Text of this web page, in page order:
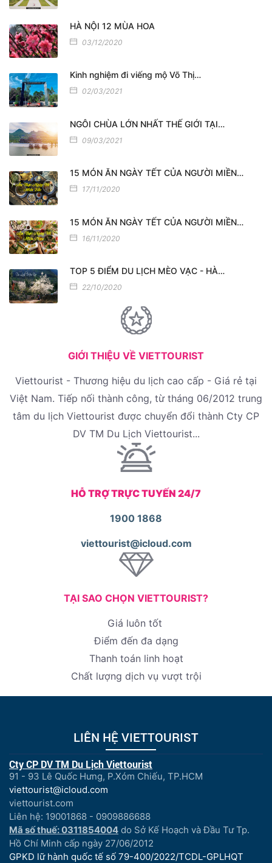
HÀ NỘI 12 MÙA HOA
03/12/2020
Kinh nghiệm đi viếng mộ Võ Thị…
02/03/2021
NGÔI CHÙA LỚN NHẤT THẾ GIỚI TẠI…
09/03/2021
15 MÓN ĂN NGÀY TẾT CỦA NGƯỜI MIỀN…
17/11/2020
15 MÓN ĂN NGÀY TẾT CỦA NGƯỜI MIỀN…
16/11/2020
TOP 5 ĐIỂM DU LỊCH MÈO VẠC - HÀ…
22/10/2020
GIỚI THIỆU VỀ VIETTOURIST
Viettourist - Thương hiệu du lịch cao cấp - Giá rẻ tại
Việt Nam. Tiếp nối thành công, từ tháng 06/2012 trung
tâm du lịch Viettourist được chuyển đổi thành Cty CP
DV TM Du Lịch Viettourist...
HỖ TRỢ TRỰC TUYẾN 24/7
1900 1868
viettourist@icloud.com
TẠI SAO CHỌN VIETTOURIST?
Giá luôn tốt
Điểm đến đa dạng
Thanh toán linh hoạt
Chất lượng dịch vụ vượt trội
LIÊN HỆ VIETTOURIST
Cty CP DV TM Du Lịch Viettourist
91 - 93 Lê Quốc Hưng, P.Xóm Chiếu, TP.HCM
viettourist@icloud.com
viettourist.com
Liên hệ: 19001868 - 0909886688
Mã số thuế: 0311854004 do Sở Kế Hoạch và Đầu Tư Tp.
Hồ Chí Minh cấp ngày 27/06/2012
GPKD lữ hành quốc tế số 79-400/2022/TCDL-GPLHQT